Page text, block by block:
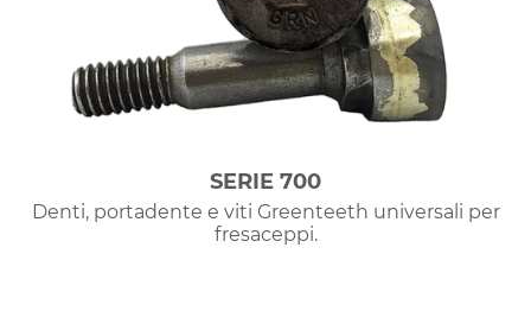
SERIE 700
Denti, portadente e viti Greenteeth universali per
fresaceppi.